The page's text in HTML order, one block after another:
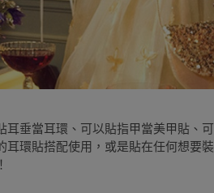
耳垂當耳環、可以貼指甲當美甲貼、
耳環貼搭配使用，或是貼在任何想要